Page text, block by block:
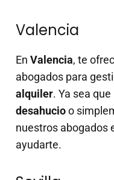
Valencia
En Valencia, te
abogados para
alquiler. Ya sea
desahucioo
nuestros abogados
ayudarte.